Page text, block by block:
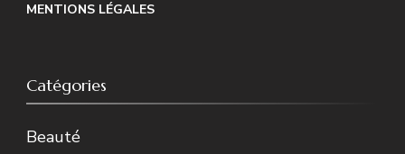
MENTIONS LÉGALES
Catégories
Beauté